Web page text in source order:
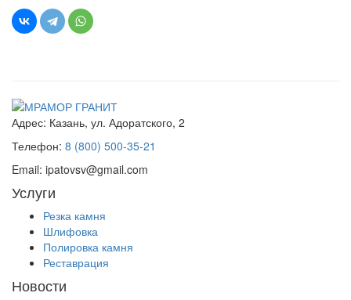
Адрес: Казань, ул. Адоратского, 2
Телефон: 8 (800) 500-35-21
Email: ipatovsv@gmail.com
Услуги
Резка камня
Шлифовка
Полировка камня
Реставрация
Новости